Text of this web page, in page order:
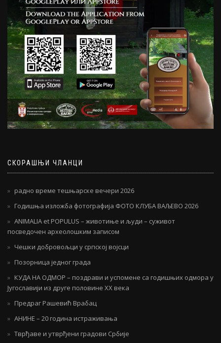
СКОРАШЊИ ЧЛАНЦИ
радно време тешњарске вечери 2026
Годишња изложба фотографија ФОТО КЛУБА ВАЉЕВО 2026
ANIMALIA et POPULUS – животиње и људи – суживот
посведочен археолошким записом
Чешки добровољци у српској војсци
Позорница једног града
КУДА НА ОДМОР – поздрави и успомене са годишњих одмора у
Југославији из друге половине ХХ века
Предраг Рашевић Врабац
АНИНЕ – 20 година истраживања
Тврђаве и утврђени градови Србије